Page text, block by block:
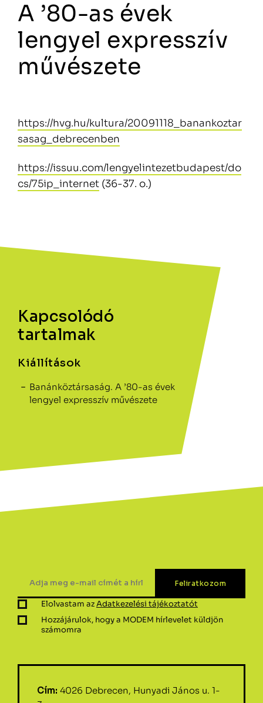
Kapcsolódó
tartalmak
Kiállítások
Banánköztársaság. A ’80-as évek
lengyel expresszív művészete
A ’80-as évek
lengyel expresszív
művészete
https://hvg.hu/kultura/20091118_banankoztar
sasag_debrecenben
https://issuu.com/lengyelintezetbudapest/do
cs/75ip_internet (36-37. o.)
Elolvastam azAdatkezelési tájékoztatót
Hozzájárulok, hogy a MODEM hírlevelet küldjön
számomra
Cím: 4026 Debrecen, Hunyadi János u. 1-